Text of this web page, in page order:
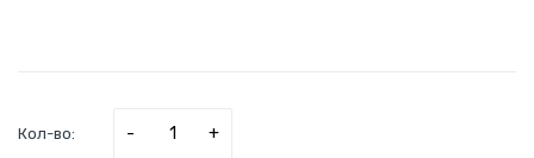
Кол-во: - +